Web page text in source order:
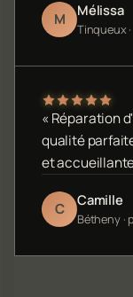
M Mélissa
Tinqueux
« Réparation
qualité
et
C Camille
Bétheny ·